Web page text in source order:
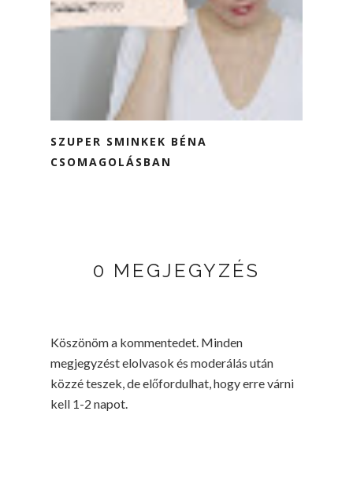
SZUPER SMINKEK BÉNA
CSOMAGOLÁSBAN
0 MEGJEGYZÉS
Köszönöm a kommentedet. Minden
megjegyzést elolvasok és moderálás után
közzé teszek, de előfordulhat, hogy erre várni
kell 1-2 napot.